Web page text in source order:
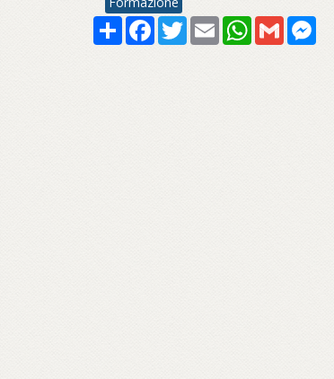
Share Facebook
TwitterEmail WhatsApp
Gmail